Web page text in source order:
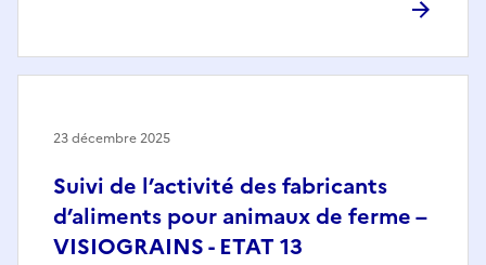
Suivi de l’activité des fabricants
d’aliments pour animaux de ferme –
VISIOGRAINS - ETAT 13
23 décembre 2025